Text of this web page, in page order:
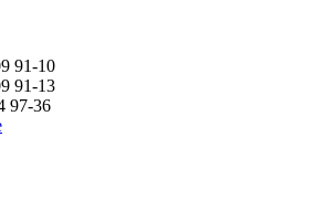
91-10
91-13
97-36